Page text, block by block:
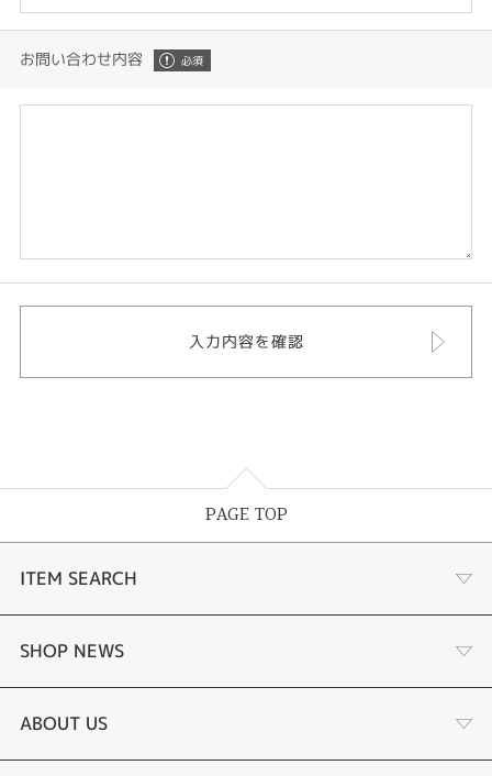
お問い合わせ内容
PAGE TOP
ITEM SEARCH
婚約指輪
結婚指輪
SHOP NEWS
選ばれる理由まとめ
ABOUT US